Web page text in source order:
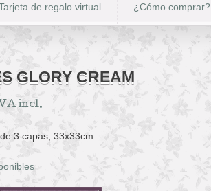
de regalo virtual ¿Cómo comprar?
GLORY CREAM
incl.
3 capas, 33x33cm